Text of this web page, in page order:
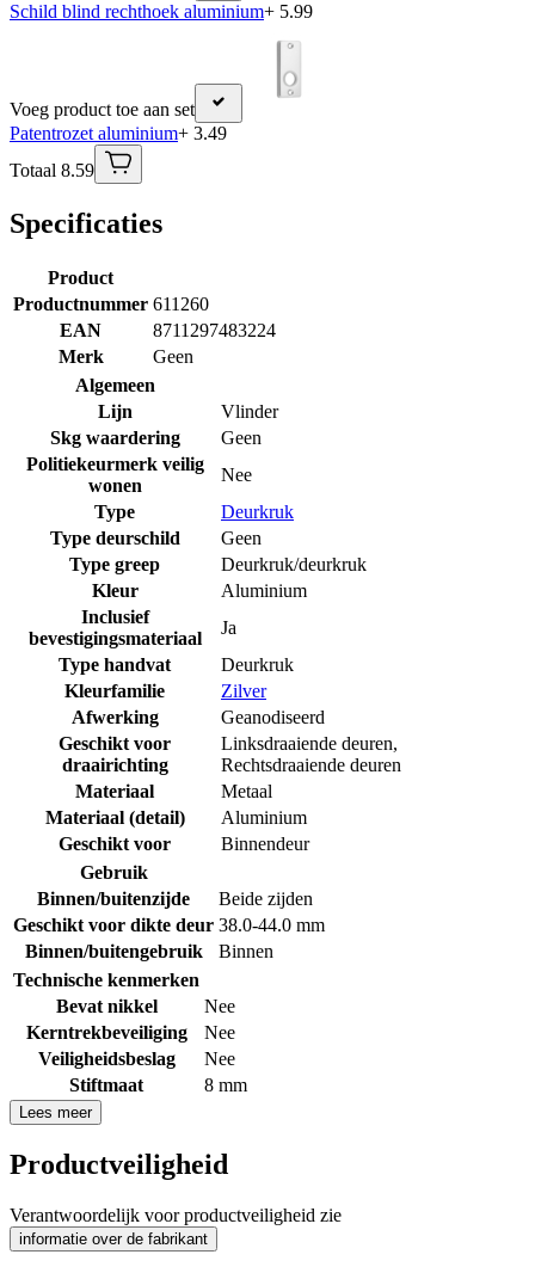
Schild blind rechthoek aluminium+ 5.99
Voeg product toe aan set
Patentrozet aluminium+ 3.49
Totaal 8.59
Specificaties
Product
Productnummer 611260
EAN
8711297483224
Merk
Geen
Algemeen
Lijn
Vlinder
Skg waardering
Geen
Politiekeurmerk veilig
wonen
Nee
Type
Deurkruk
Type deurschild
Geen
Type greep
Deurkruk/deurkruk
Kleur
Aluminium
Inclusief
bevestigingsmateriaal
Ja
Type handvat
Deurkruk
Kleurfamilie
Zilver
Afwerking
Geanodiseerd
Geschikt voor
draairichting
Linksdraaiende deuren,
Rechtsdraaiende deuren
Materiaal
Metaal
Materiaal (detail)
Aluminium
Geschikt voor
Binnendeur
Gebruik
Binnen/buitenzijde
Beide zijden
Geschikt voor dikte deur 38.0-44.0 mm
Binnen/buitengebruik
Binnen
Technische kenmerken
Bevat nikkel
Nee
Kerntrekbeveiliging
Nee
Veiligheidsbeslag
Nee
Stiftmaat
8 mm
Lees meer
Productveiligheid
Verantwoordelijk voor productveiligheid zie
informatie over de fabrikant